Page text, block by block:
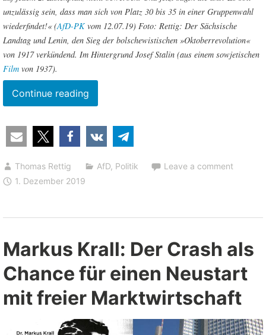
unzulässig sein, dass man sich von Platz 30 bis 35 in einer Gruppenwahl
wiederfindet!«(AfD-PK vom 12.07.19) Foto: Rettig: Der Sächsische
Landtag und Lenin, den Sieg der bolschewistischen »Oktoberrevolution«
von 1917 verkündend. Im Hintergrund Josef Stalin (aus einem sowjetischen
Film von 1937).
Continue reading
in
Sachsen:
CDU-
Obergrenze”
Thomas Rettig AfD, Politik
Leave a comment
1. Dezember 2019
Markus Krall: Der Crash als
Chance für einen Neustart
mit freier Marktwirtschaft